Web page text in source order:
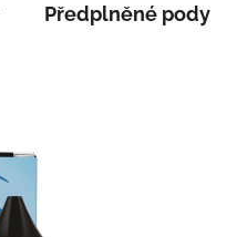
Předplněné pody